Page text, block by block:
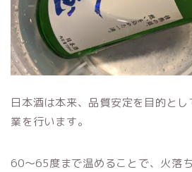
日本酒は本来、品質安定を目的と
業を行います。
60〜65度まで温めることで、火落